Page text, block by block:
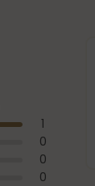
1
0
0
0